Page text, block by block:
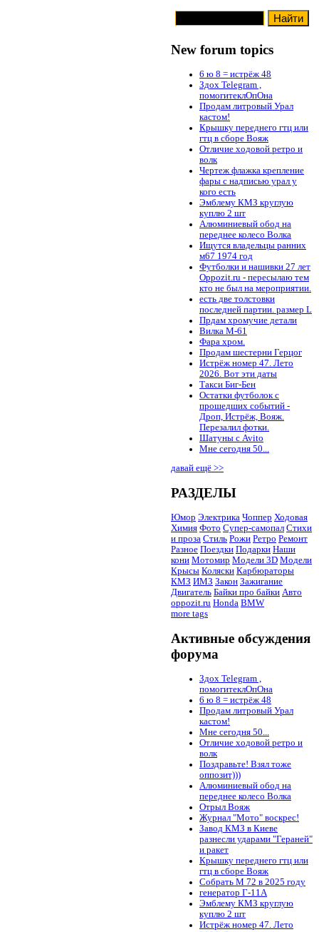
New forum topics
6 ю 8 = истрёж 48
Здох Telegram ,
помогитеклОпОна
Продам литровый Урал
кастом!
Крышку переднего гтц или
гтц в сборе Вояж
Отличие ходовой ретро и
волк
Чертеж флажка крепление
фары с надписью урал у
кого есть
Эмблему КМЗ круглую
куплю 2 шт
Алюминиевый обод на
переднее колесо Волка
Ищутся владельцы ранних
м67 1974 год
Футболки и нашивки 27 лет
Oppozit.ru - пересылаю тем
кто не был на мероприятии.
есть две толстовки
последней партии. размер L
Прдам хромучие детали
Вилка М-61
Фара хром.
Продам шестерни Герцог
Истрёж номер 47. Лето
2026. Вот эти даты
Такси Биг-Бен
Остатки футболок с
прошедших событий -
Дроп, Истрёж, Вояж.
Перезалил фотки.
Шатуны с Avito
Мне сегодня 50...
давай ещё >>
РАЗДЕЛЫ
Юмор Электрика Чоппер Ходовая
Химия Фото Супер-самопал Стихи
и проза Стиль Рожи Ретро Ремонт
Разное Поездки Подарки Наши
кони Мотомир Модели 3D Модели
Крысы Коляски Карбюраторы
КМЗ ИМЗ Закон Зажигание
Двигатель Байки про байки Авто
oppozit.ru Honda BMW
more tags
Активные обсуждения
форума
Здох Telegram ,
помогитеклОпОна
6 ю 8 = истрёж 48
Продам литровый Урал
кастом!
Мне сегодня 50...
Отличие ходовой ретро и
волк
Поздравьте! Взял тоже
оппозит)))
Алюминиевый обод на
переднее колесо Волка
Отрыл Вояж
Журнал "Мото" воскрес!
Завод КМЗ в Киеве
разнесли ударами "Гераней"
и ракет
Крышку переднего гтц или
гтц в сборе Вояж
Собрать М 72 в 2025 году
генератор Г-11А
Эмблему КМЗ круглую
куплю 2 шт
Истрёж номер 47. Лето